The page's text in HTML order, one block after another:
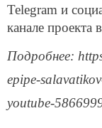
Telegram и
канале проекта
Подробнее:
epipe-
youtube-